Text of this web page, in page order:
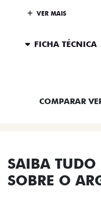
VER MAIS
FICHA TÉCNICA
COMPARAR
SAIBA TUDO
SOBRE O